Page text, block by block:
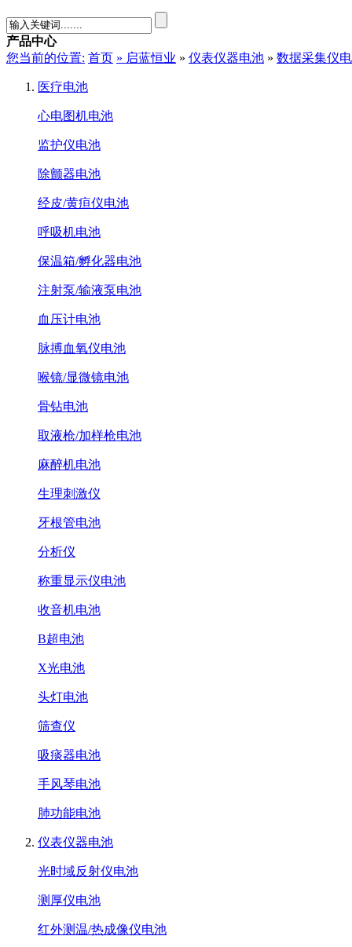
产品中心
您当前的位置: 首页 » 启蓝恒业 » 仪表仪器电池 » 数据采集仪
医疗电池
心电图机电池
监护仪电池
除颤器电池
经皮/黄疸仪电池
呼吸机电池
保温箱/孵化器电池
注射泵/输液泵电池
血压计电池
脉搏血氧仪电池
喉镜/显微镜电池
骨钻电池
取液枪/加样枪电池
麻醉机电池
生理刺激仪
牙根管电池
分析仪
称重显示仪电池
收音机电池
B超电池
X光电池
头灯电池
筛查仪
吸痰器电池
手风琴电池
肺功能电池
仪表仪器电池
光时域反射仪电池
测厚仪电池
红外测温/热成像仪电池